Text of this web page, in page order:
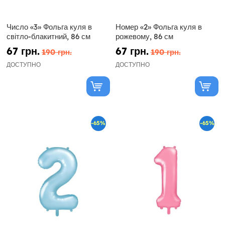
Число «3» Фольга куля в
світло-блакитний, 86 см
67 грн. 190 грн.
ДОСТУПНО
Номер «2» Фольга куля в
рожевому, 86 см
67 грн. 190 грн.
ДОСТУПНО
-65% -65%